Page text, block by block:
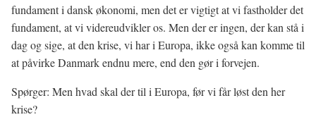
fundament i dansk økonomi, men det er vigtigt at vi fastholder det
fundament, at vi videreudvikler os. Men der er ingen, der kan stå i
dag og sige, at den krise, vi har i Europa, ikke også kan komme til
at påvirke Danmark endnu mere, end den gør i forvejen.
Spørger: Men hvad skal der til i Europa, før vi får løst den her
krise?